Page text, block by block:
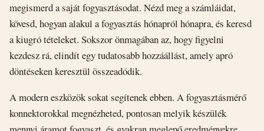
megismerd a saját fogyasztásodat. Nézd meg a számláidat,
kövesd, hogyan alakul a fogyasztás hónapról hónapra, és keresd
a kiugró tételeket. Sokszor önmagában az, hogy figyelni
kezdesz rá, elindít egy tudatosabb hozzáállást, amely apró
döntéseken keresztül összeadódik.
A modern eszközök sokat segítenek ebben. A fogyasztásmérő
konnektorokkal megnézheted, pontosan melyik készülék